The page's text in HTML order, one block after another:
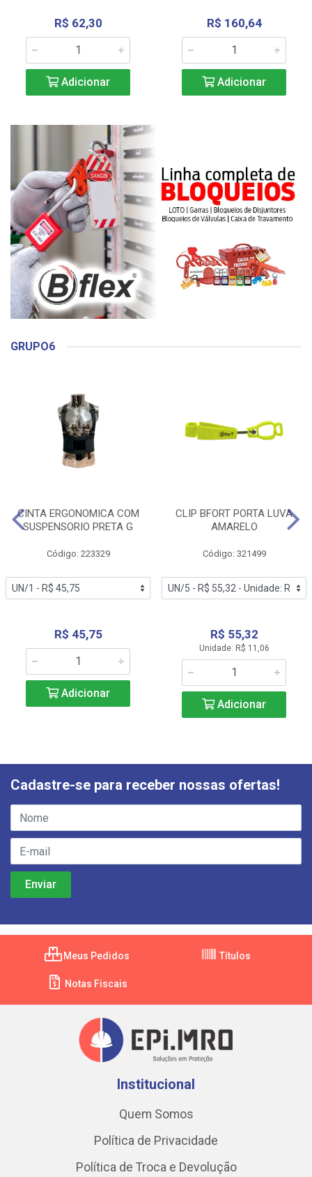
R$ 62,30
Adicionar
R$ 160,64
Adicionar
GRUPO6
CINTA ERGONOMICA COM
SUSPENSORIO PRETA G
Código: 223329
R$ 45,75
Adicionar
CLIP BFORT PORTA LUVA
AMARELO
Código: 321499
R$ 55,32
Unidade: R$ 11,06
Adicionar
Cadastre-se para receber nossas ofertas!
Meus Pedidos Títulos
Notas Fiscais
Institucional
Quem Somos
Política de Privacidade
Política de Troca e Devolução